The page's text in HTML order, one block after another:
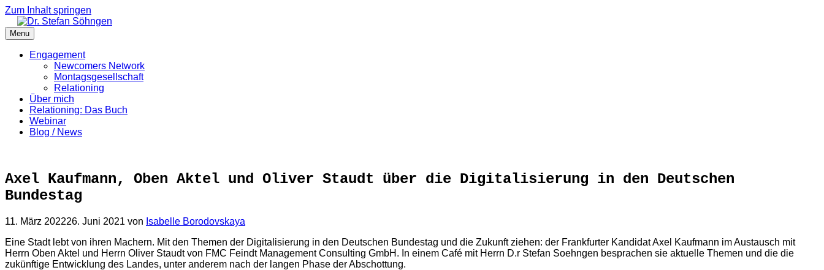
Zum Inhalt springen
Menu
Engagement
Newcomers Network
Montagsgesellschaft
Relationing
Über mich
Relationing: Das Buch
Webinar
Blog / News
Axel Kaufmann, Oben Aktel und Oliver Staudt über die Digitalisierung in den Deutschen
Bundestag
11. März 202226. Juni 2021 von Isabelle Borodovskaya
Eine Stadt lebt von ihren Machern. Mit den Themen der Digitalisierung in den Deutschen Bundestag und die Zukunft ziehen: der Frankfurter Kandidat Axel Kaufmann im Austausch mit
Herrn Oben Aktel und Herrn Oliver Staudt von FMC Feindt Management Consulting GmbH. In einem Café mit Herrn D.r Stefan Soehngen besprachen sie aktuelle Themen und die die
zukünftige Entwicklung des Landes, unter anderem nach der langen Phase der Abschottung.